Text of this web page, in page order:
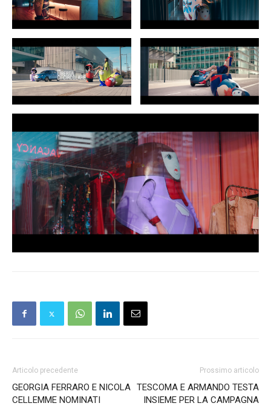
Articolo precedente
GEORGIA FERRARO E NICOLA
CELLEMME NOMINATI
Prossimo articolo
TESCOMA E ARMANDO TESTA
INSIEME PER LA CAMPAGNA